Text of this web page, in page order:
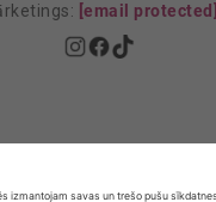
[email protected]
Privātuma Iestatījumi